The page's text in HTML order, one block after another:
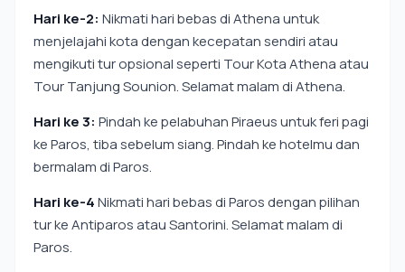
Hari ke-2: Nikmati hari bebas di Athena untuk
menjelajahi kota dengan kecepatan sendiri atau
mengikuti tur opsional seperti Tour Kota Athena atau
Tour Tanjung Sounion. Selamat malam di Athena.
Hari ke 3: Pindah ke pelabuhan Piraeus untuk feri pagi
ke Paros, tiba sebelum siang. Pindah ke hotelmu dan
bermalam di Paros.
Hari ke-4Nikmati hari bebas di Paros dengan pilihan
tur ke Antiparos atau Santorini. Selamat malam di
Paros.